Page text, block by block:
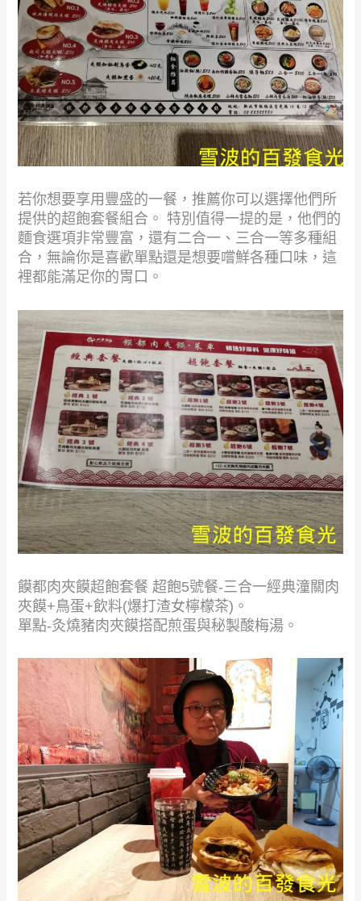
若你想要享用豐盛的一餐，推薦你可以選擇他們所
提供的超飽套餐組合。 特別值得一提的是，他們的
麵食選項非常豐富，還有二合一、三合一等多種組
合，無論你是喜歡單點還是想要嚐鮮各種口味，這
裡都能滿足你的胃口。
饃都肉夾饃超飽套餐 超飽5號餐-三合一經典潼關肉
夾饃+鳥蛋+飲料(爆打渣女檸檬茶)。
單點-灸燒豬肉夾饃搭配煎蛋與秘製酸梅湯。